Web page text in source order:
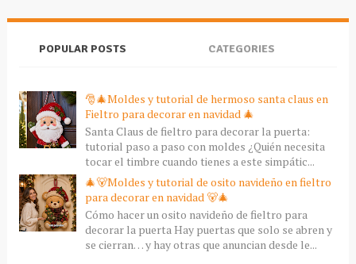
POPULAR POSTS CATEGORIES
🎅🎄Moldes y tutorial de hermoso santa claus en
Fieltro para decorar en navidad 🎄
Santa Claus de fieltro para decorar la puerta:
tutorial paso a paso con moldes ¿Quién necesita
tocar el timbre cuando tienes a este simpátic...
🎄🐻Moldes y tutorial de osito navideño en fieltro
para decorar en navidad 🐻🎄
Cómo hacer un osito navideño de fieltro para
decorar la puerta Hay puertas que solo se abren y
se cierran… y hay otras que anuncian desde le...